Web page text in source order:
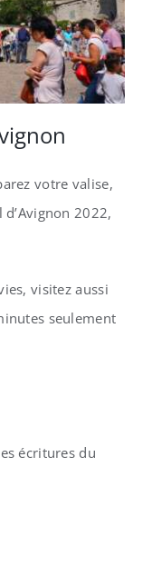
votre valise,
2022,
visitez aussi
seulement
écritures du